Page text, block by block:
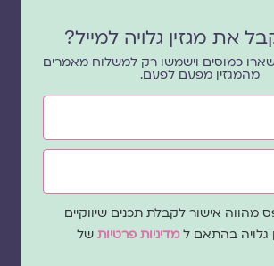
את מגזין גלויה למייל?
כמוסים וישמשו רק למשלוח מאמרים
מהמגזין מפעם לפעם.
אישור לקבלת תכנים שיווקיים
גלויה בהתאם ל מדיניות פרטיותשל